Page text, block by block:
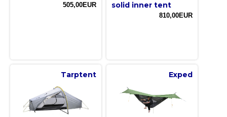
505,00EUR
solid inner tent
810,00EUR
Tarptent Exped